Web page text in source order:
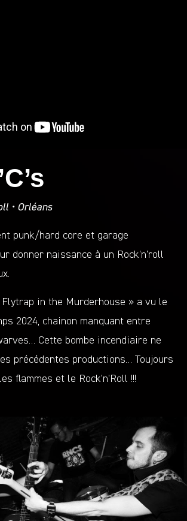
• Orléans
punk/hard core et garage
donner naissance à un Rock’n’roll
Flytrap in the Murderhouse » a vu le
2024, chainon manquant entre
Cette bombe incendiaire ne
précédentes productions… Toujours
flammes et le Rock’n’Roll !!!